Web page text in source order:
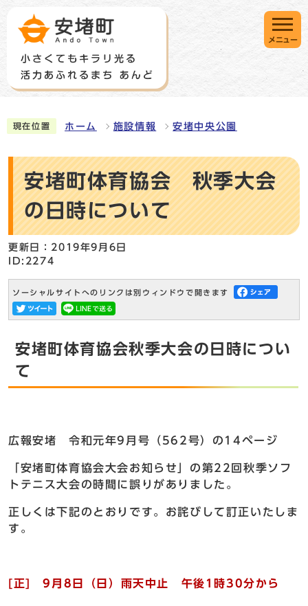
メニュー
現在位置 ホーム 施設情報 安堵中央公園
安堵町体育協会 秋季大会
の日時について
更新日：2019年9月6日
ID:2274
ソーシャルサイトへのリンクは別ウィンドウで開きます
安堵町体育協会秋季大会の日時につい
て
広報安堵 令和元年9月号（562号）の14ページ
「安堵町体育協会大会お知らせ」の第22回秋季ソフ
トテニス大会の時間に誤りがありました。
正しくは下記のとおりです。お詫びして訂正いたしま
す。
[正] 9月8日（日）雨天中止 午後1時30分から